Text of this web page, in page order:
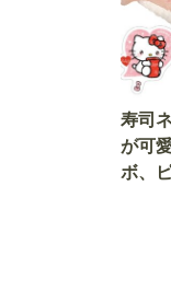
寿司
が可
ボ、